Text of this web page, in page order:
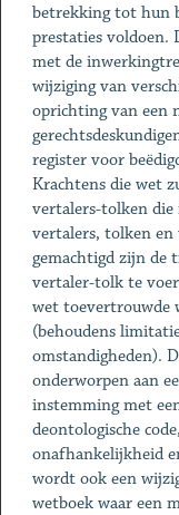
betrekking tot hun
prestaties voldoen.
met de
wijziging van
oprichting van een
register voor
Krachtens die wet
vertalers-tolken die
vertalers, tolken
gemachtigd zijn de
vertaler-tolk te
wet toevertrouwde
(behoudens
omstandigheden).
onderworpen aan
instemming met
deontologische
onafhankelijkheid
wordt ook een
wetboek waar een